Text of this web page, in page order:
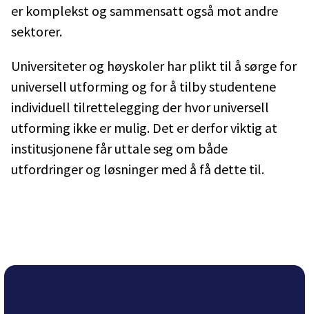
er komplekst og sammensatt også mot andre
sektorer.
Universiteter og høyskoler har plikt til å sørge for
universell utforming og for å tilby studentene
individuell tilrettelegging der hvor universell
utforming ikke er mulig. Det er derfor viktig at
institusjonene får uttale seg om både
utfordringer og løsninger med å få dette til.